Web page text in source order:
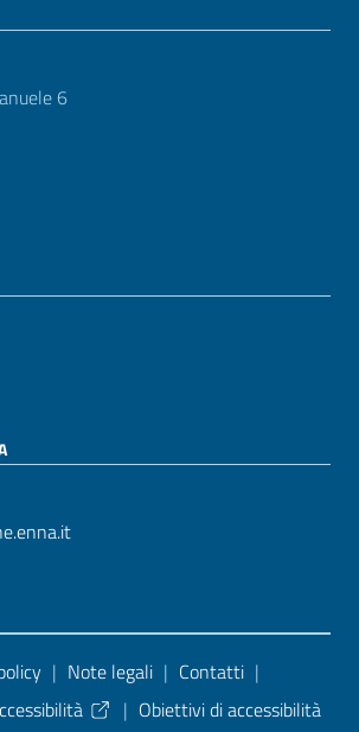
6
Utili
| Note legali | Contatti |
| Obiettivi di accessibilità